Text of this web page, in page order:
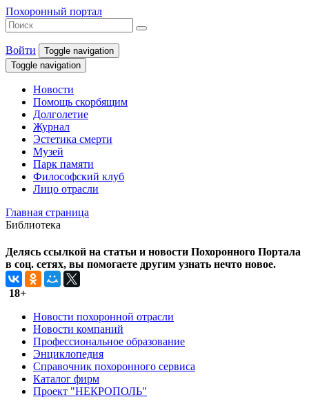
Похоронный портал
Войти
Toggle navigation
Toggle navigation
Новости
Помощь скорбящим
Долголетие
Журнал
Эстетика смерти
Музей
Парк памяти
Философский клуб
Лицо отрасли
Главная страница
Библиотека
Делясь ссылкой на статьи и новости Похоронного Портала
в соц. сетях, вы помогаете другим узнать нечто новое.
18+
Новости похоронной отрасли
Новости компаний
Профессиональное образование
Энциклопедия
Справочник похоронного сервиса
Каталог фирм
Проект "НЕКРОПОЛЬ"